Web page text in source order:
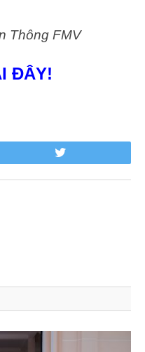
Thông FMV
ĐÂY!
Twitter